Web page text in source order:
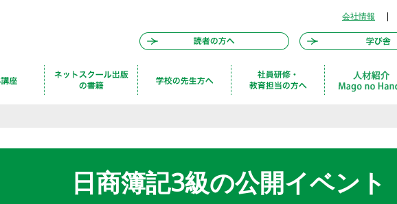
会社情報 |
日商簿記3級の公開イベント